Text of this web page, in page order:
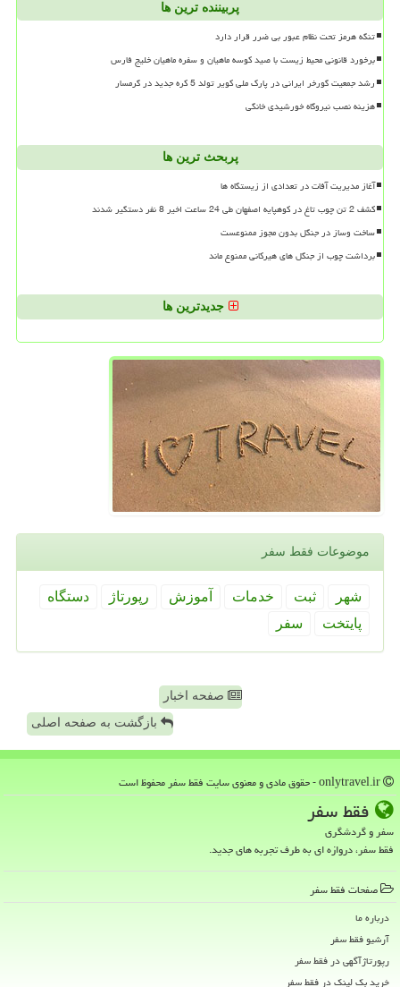
پربیننده ترین ها
تنگه هرمز تحت نظام عبور بی ضرر قرار دارد
برخورد قانونی محیط زیست با صید کوسه ماهیان و سفره ماهیان خلیج فارس
رشد جمعیت گورخر ایرانی در پارک ملی کویر تولد 5 کره جدید در گرمسار
هزینه نصب نیروگاه خورشیدی خانگی
پربحث ترین ها
آغاز مدیریت آفات در تعدادی از زیستگاه ها
کشف 2 تن چوب تاغ در کوهپایه اصفهان طی 24 ساعت اخیر 8 نفر دستگیر شدند
ساخت وساز در جنگل بدون مجوز ممنوعست
برداشت چوب از جنگل های هیرکانی ممنوع ماند
جدیدترین ها
موضوعات فقط سفر
شهر ثبت خدمات آموزش رپورتاژ
دستگاه
پایتخت
سفر
صفحه اخبار
بازگشت به صفحه اصلی
فقط سفر
سفر و گردشگری
فقط سفر، دروازه ای به طرف تجربه های جدید.
صفحات فقط سفر
درباره ما
آرشیو فقط سفر
رپورتاژآگهی در فقط سفر
خرید بک لینک در فقط سفر